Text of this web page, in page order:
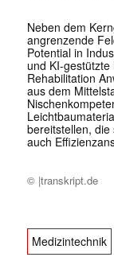
Neben dem
angrenzende
Potential in
und KI-
Rehabilitation
aus dem
bereitstellen,
auch
© |transkript.de
Medizintechnik